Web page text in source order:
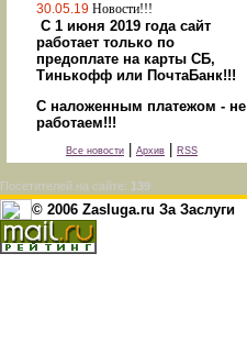
30.05.19 Новости!!!
С 1 июня 2019 года сайт
работает только по
предоплате на карты СБ,
Тинькофф или ПочтаБанк!!!
С наложенным платежом - не
работаем!!!
Все новости Архив RSS
Посетителей на сайте: 139
© 2006 Zasluga.ru За Заслуги